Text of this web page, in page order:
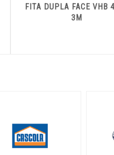
FITA DUPLA FACE VHB
3M